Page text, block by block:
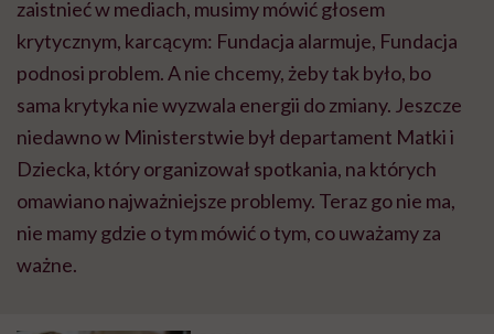
zaistnieć w mediach, musimy mówić głosem
krytycznym, karcącym: Fundacja alarmuje, Fundacja
podnosi problem. A nie chcemy, żeby tak było, bo
sama krytyka nie wyzwala energii do zmiany. Jeszcze
niedawno w Ministerstwie był departament Matki i
Dziecka, który organizował spotkania, na których
omawiano najważniejsze problemy. Teraz go nie ma,
nie mamy gdzie o tymmówić o tym, co uważamy za
ważne.